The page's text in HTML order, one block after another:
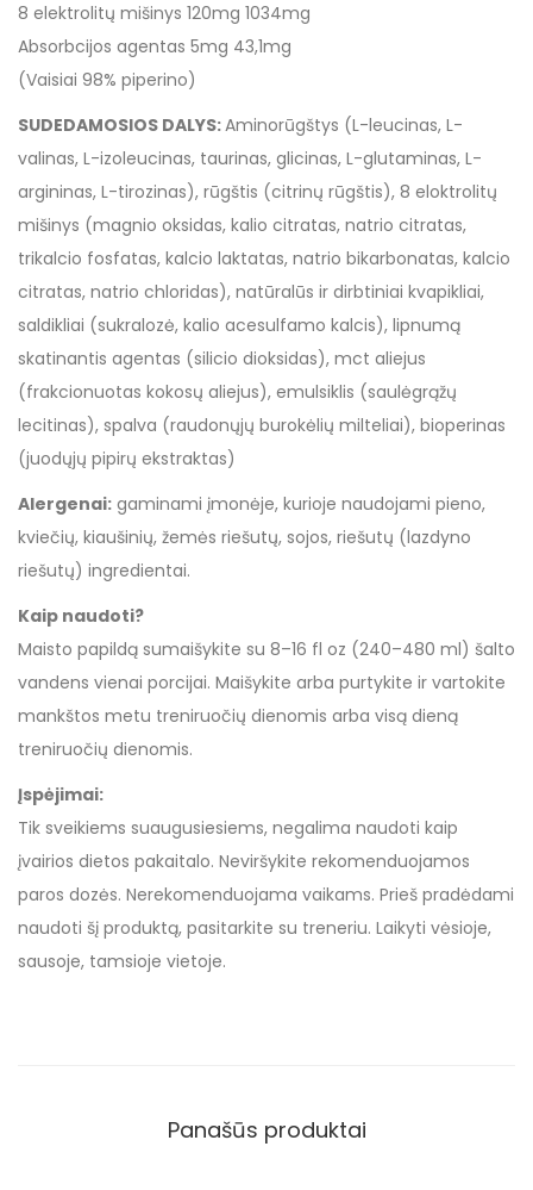
8 elektrolitų mišinys 120mg 1034mg
Absorbcijos agentas 5mg 43,1mg
(Vaisiai 98% piperino)
SUDEDAMOSIOS DALYS:Aminorūgštys (L-leucinas, L-
valinas, L-izoleucinas, taurinas, glicinas, L-glutaminas, L-
argininas, L-tirozinas), rūgštis (citrinų rūgštis), 8 eloktrolitų
mišinys (magnio oksidas, kalio citratas, natrio citratas,
trikalcio fosfatas, kalcio laktatas, natrio bikarbonatas, kalcio
citratas, natrio chloridas), natūralūs ir dirbtiniai kvapikliai,
saldikliai (sukralozė, kalio acesulfamo kalcis), lipnumą
skatinantis agentas (silicio dioksidas), mct aliejus
(frakcionuotas kokosų aliejus), emulsiklis (saulėgrąžų
lecitinas), spalva (raudonųjų burokėlių milteliai), bioperinas
(juodųjų pipirų ekstraktas)
Alergenai: gaminami įmonėje, kurioje naudojami pieno,
kviečių, kiaušinių, žemės riešutų, sojos, riešutų (lazdyno
riešutų) ingredientai.
Kaip naudoti?
Maisto papildą sumaišykite su 8–16 fl oz (240–480 ml) šalto
vandens vienai porcijai. Maišykite arba purtykite ir vartokite
mankštos metu treniruočių dienomis arba visą dieną
treniruočių dienomis.
Įspėjimai:
Tik sveikiems suaugusiesiems, negalima naudoti kaip
įvairios dietos pakaitalo. Neviršykite rekomenduojamos
paros dozės. Nerekomenduojama vaikams. Prieš pradėdami
naudoti šį produktą, pasitarkite su treneriu. Laikyti vėsioje,
sausoje, tamsioje vietoje.
Panašūs produktai